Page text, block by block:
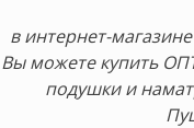
в интернет-
Вы можете купить
подушки и